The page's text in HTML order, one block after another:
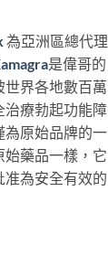
為亞洲區總代理
是偉哥的
世界各地數百萬
治療勃起功能障
為原始品牌的一
始藥品一樣，它
准為安全有效的